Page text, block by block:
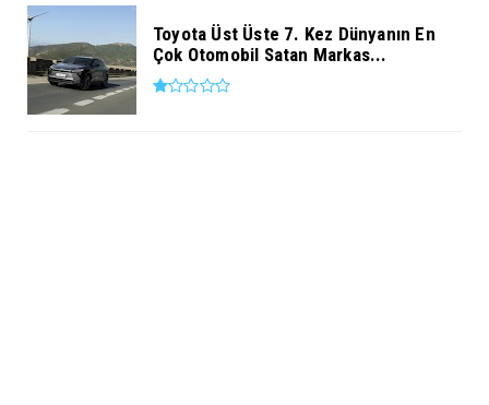
Toyota Üst Üste 7. Kez Dünyanın En
Çok Otomobil Satan Markas...